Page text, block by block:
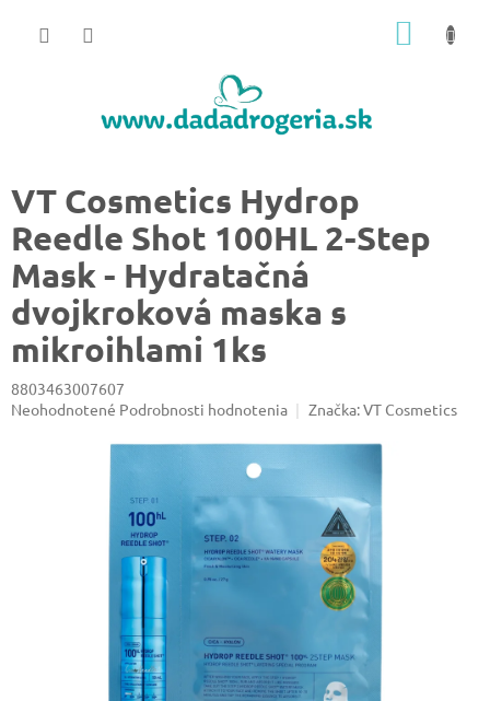
VT Cosmetics Hydrop
Reedle Shot 100HL 2-Step
Mask - Hydratačná
dvojkroková maska s
mikroihlami 1ks
8803463007607
Priemerné
Neohodnotené Podrobnosti hodnotenia Značka:VT Cosmetics